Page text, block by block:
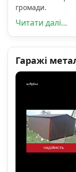
громади.
Читати далі...
Гаражі